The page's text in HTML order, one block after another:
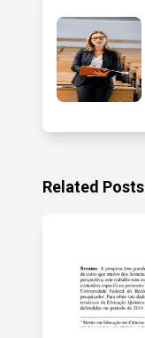
Related Posts